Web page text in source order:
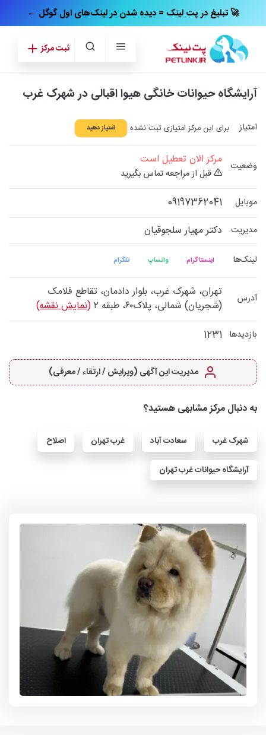
← تبلیغ در پت‌ لینک = دیده شدن در لینک‌های اول گوگل 🚀
ثبت مرکز
آرایشگاه حیوانات خانگی هیوا اقبالی در شهرک غرب
امتیاز برای این مرکز امتیازی ثبت نشده امتیاز دهید
وضعیت مرکز الان تعطیل است
قبل از مراجعه تماس بگیرید
موبایل
09197362041
مدیریت دکتر مهیار سلجوقیان
لینک‌ها تلگرام واتساپ اینستاگرام
آدرس
تهران، شهرک غرب، بلوار دادمان، تقاطع فلامک
(شجریان) شمالی، پلاک۶۰، طبقه ۲
(نمایش نقشه)
بازدیدها 1231
مدیریت این آگهی (ویرایش / ارتقاء / معرفی)
به دنبال مرکز مشابهی هستید؟
شهرک غرب سعادت آباد غرب تهران اصلاح
آرایشگاه حیوانات غرب تهران